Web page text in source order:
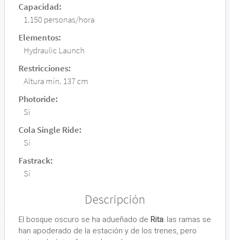
Capacidad:
1.150 personas/hora
Elementos:
Hydraulic Launch
Restricciones:
Altura mín. 137 cm
Photoride:
Sí
Cola Single Ride:
Sí
Fastrack:
Sí
Descripción
El bosque oscuro se ha adueñado de Rita: las ramas se
han apoderado de la estación y de los trenes, pero